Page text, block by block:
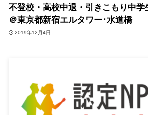
不登校・高校中退・引きこもり中
＠東京都新宿エルタワー･水道橋
2019年12月4日